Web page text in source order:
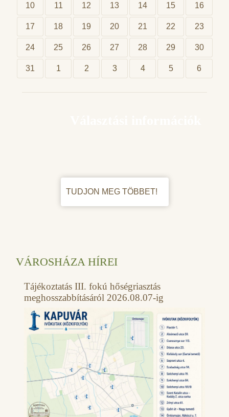
10 11 12 13 14 15 16
17 18 19 20 21 22 23
24 25 26 27 28 29 30
31 1 2 3 4 5 6
TUDJON MEG TÖBBET!
VÁROSHÁZA HÍREI
Tájékoztatás III. fokú hőségriasztás
meghosszabbításáról 2026.08.07-ig